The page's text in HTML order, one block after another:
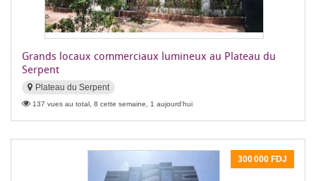
Grands locaux commerciaux lumineux au Plateau du
Serpent
Plateau du Serpent
137 vues au total, 8 cette semaine, 1 aujourd'hui
300 000 FDJ